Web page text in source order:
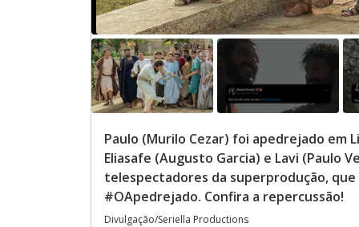
Paulo (Murilo Cezar) foi apedrejado em
Eliasafe (Augusto Garcia) e Lavi (Paulo
telespectadores da superprodução,
#OApedrejado. Confira a repercussão!
Divulgação/Seriella Productions